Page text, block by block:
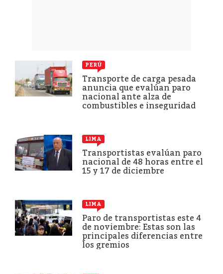
PERÚ
Transporte de carga pesada
anuncia que evalúan paro
nacional ante alza de
combustibles e inseguridad
LIMA
Transportistas evalúan paro
nacional de 48 horas entre el
15 y 17 de diciembre
LIMA
Paro de transportistas este 4
de noviembre: Estas son las
principales diferencias entre
los gremios